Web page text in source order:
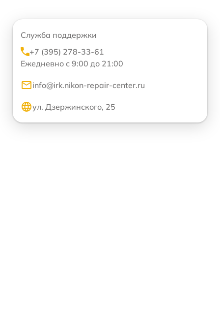
Служба поддержки
+7 (395) 278-33-61
Ежедневно с 9:00 до 21:00
info@irk.nikon-repair-center.ru
ул. Дзержинского, 25